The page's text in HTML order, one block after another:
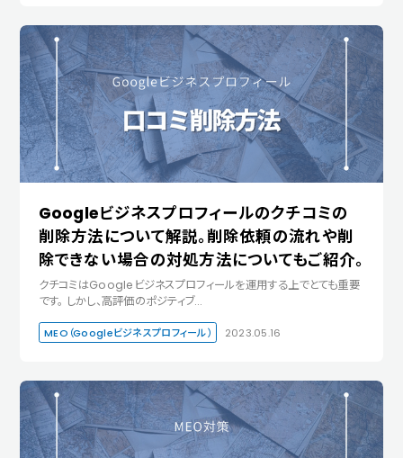
Googleビジネスプロフィールのクチコミの
削除方法について解説。削除依頼の流れや削
除できない場合の対処方法についてもご紹介。
クチコミはGoogleビジネスプロフィールを運用する上でとても重要
です。 しかし、高評価のポジティブ…
MEO（Googleビジネスプロフィール） 2023.05.16